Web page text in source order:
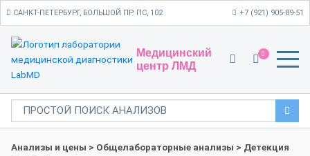
САНКТ-ПЕТЕРБУРГ, БОЛЬШОЙ ПР. ПС, 102 +7 (921) 905-89-51
Медицинский
центр ЛМД
0
Анализы и цены > Общелабораторные анализы > Детекция